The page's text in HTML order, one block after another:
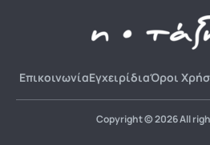
ΕπικοινωνίαΕγχειρίδιαΌροι
Copyright © 2026 All